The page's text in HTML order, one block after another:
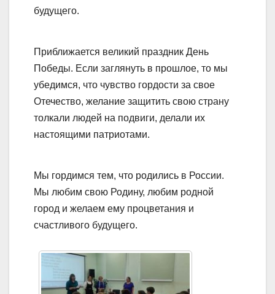
будущего.
Приближается великий праздник День
Победы. Если заглянуть в прошлое, то мы
убедимся, что чувство гордости за свое
Отечество, желание защитить свою страну
толкали людей на подвиги, делали их
настоящими патриотами.
Мы гордимся тем, что родились в России.
Мы любим свою Родину, любим родной
город и желаем ему процветания и
счастливого будущего.